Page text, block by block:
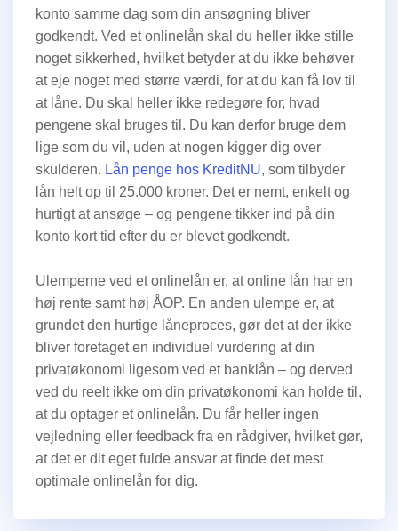
konto samme dag som din ansøgning bliver
godkendt. Ved et onlinelån skal du heller ikke stille
noget sikkerhed, hvilket betyder at du ikke behøver
at eje noget med større værdi, for at du kan få lov til
at låne. Du skal heller ikke redegøre for, hvad
pengene skal bruges til. Du kan derfor bruge dem
lige som du vil, uden at nogen kigger dig over
skulderen. Lån penge hos KreditNU, som tilbyder
lån helt op til 25.000 kroner. Det er nemt, enkelt og
hurtigt at ansøge – og pengene tikker ind på din
konto kort tid efter du er blevet godkendt.
Ulemperne ved et onlinelån er, at online lån har en
høj rente samt høj ÅOP. En anden ulempe er, at
grundet den hurtige låneproces, gør det at der ikke
bliver foretaget en individuel vurdering af din
privatøkonomi ligesom ved et banklån – og derved
ved du reelt ikke om din privatøkonomi kan holde til,
at du optager et onlinelån. Du får heller ingen
vejledning eller feedback fra en rådgiver, hvilket gør,
at det er dit eget fulde ansvar at finde det mest
optimale onlinelån for dig.